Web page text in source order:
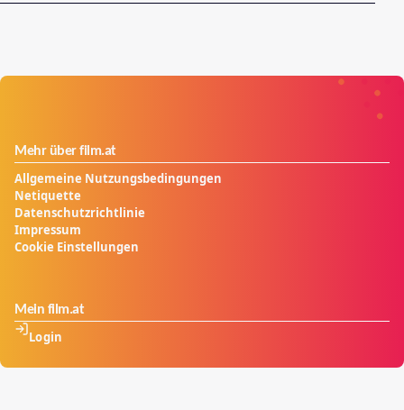
Mehr über film.at
Allgemeine Nutzungsbedingungen
Netiquette
Datenschutzrichtlinie
Impressum
Cookie Einstellungen
Mein film.at
Login